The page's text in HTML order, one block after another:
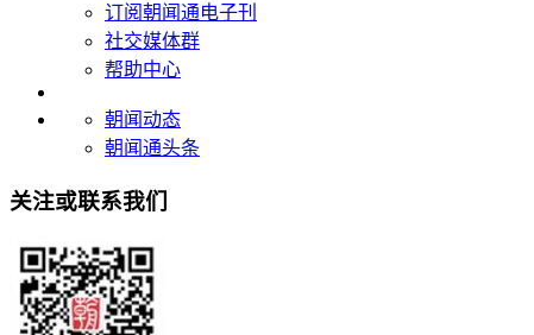
订阅朝闻通电子刊
社交媒体群
帮助中心
朝闻动态
朝闻通头条
关注或联系我们